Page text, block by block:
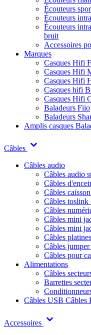
Écouteurs
Écouteurs
Écouteurs
bruit
Accessoires
Marques
Casques Hifi
Casques Hifi
Casques Hifi
Casques hifi
Casques Hifi
Baladeurs Fiio
Baladeurs
Amplis casques
Câbles
Câbles audio
Câbles audio
Câbles
Câbles
Câbles toslink
Câbles
Câbles mini
Câbles mini
Câbles
Câbles
Câbles pour
Alimentations
Câbles
Barrettes
Câbles USB Câbles
Accessoires